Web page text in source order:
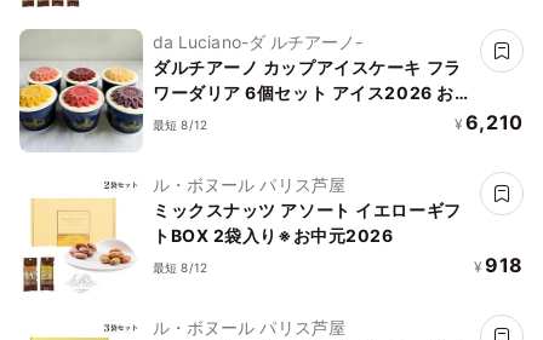
da Luciano-ダ ルチアーノ-
ダルチアーノ カップアイスケーキ フラ
ワーダリア 6個セット アイス2026 お中
元2026
最短 8/12 ¥ 6,210
ル・ボヌール パリス芦屋
ミックスナッツ アソート イエローギフ
トBOX 2袋入り※お中元2026
最短 8/12 ¥ 918
ル・ボヌール パリス芦屋